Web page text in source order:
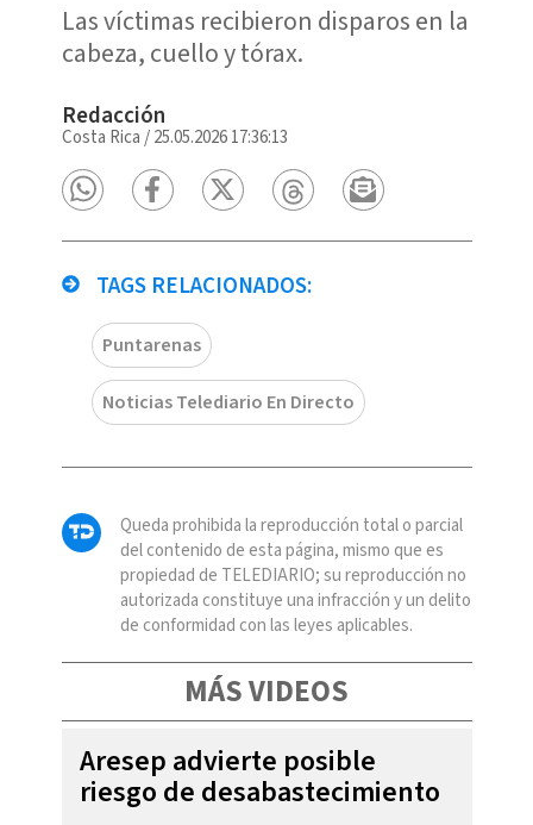
Las víctimas recibieron disparos en la
cabeza, cuello y tórax.
Redacción
Costa Rica /25.05.2026 17:36:13
TAGS RELACIONADOS:
Puntarenas
Noticias Telediario En Directo
Queda prohibida la reproducción total o parcial
del contenido de esta página, mismo que es
propiedad de TELEDIARIO; su reproducción no
autorizada constituye una infracción y un delito
de conformidad con las leyes aplicables.
MÁS VIDEOS
Aresep advierte posible
riesgo de desabastecimiento